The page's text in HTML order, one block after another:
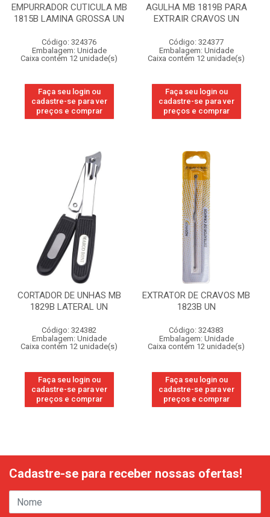
EMPURRADOR CUTICULA MB
1815B LAMINA GROSSA UN
Código: 324376
Embalagem: Unidade
Caixa contém 12 unidade(s)
Faça seu login ou
cadastre-se para ver
preços e comprar
AGULHA MB 1819B PARA
EXTRAIR CRAVOS UN
Código: 324377
Embalagem: Unidade
Caixa contém 12 unidade(s)
Faça seu login ou
cadastre-se para ver
preços e comprar
CORTADOR DE UNHAS MB
1829B LATERAL UN
Código: 324382
Embalagem: Unidade
Caixa contém 12 unidade(s)
Faça seu login ou
cadastre-se para ver
preços e comprar
EXTRATOR DE CRAVOS MB
1823B UN
Código: 324383
Embalagem: Unidade
Caixa contém 12 unidade(s)
Faça seu login ou
cadastre-se para ver
preços e comprar
Cadastre-se para receber nossas ofertas!